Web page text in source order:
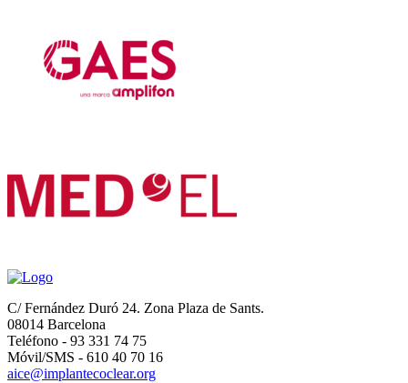
C/ Fernández Duró 24. Zona Plaza de Sants.
08014 Barcelona
Teléfono - 93 331 74 75
Móvil/SMS - 610 40 70 16
aice@implantecoclear.org